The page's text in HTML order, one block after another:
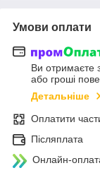
Умови оплати
Ви отримаєте
або гроші
Детальніше
Оплатити
Післяплата
Онлайн-